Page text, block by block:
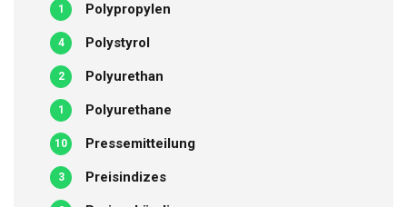
Polypropylen
1
Polystyrol
4
Polyurethan
2
Polyurethane
1
Pressemitteilung
10
Preisindizes
3